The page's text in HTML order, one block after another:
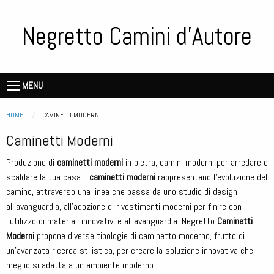
contenutoNegretto Camini d'Autore
de
vecie
Main
navigation
MENU
Briciole di pane
HOME CURRENT:
CAMINETTI MODERNI
Caminetti Moderni
Produzione di caminetti moderni in pietra, camini moderni per arredare e
scaldare la tua casa. I caminetti moderni rappresentano l’evoluzione del
camino, attraverso una linea che passa da uno studio di design
all’avanguardia, all’adozione di rivestimenti moderni per finire con
l’utilizzo di materiali innovativi e all’avanguardia. Negretto Caminetti
Moderni propone diverse tipologie di caminetto moderno, frutto di
un’avanzata ricerca stilistica, per creare la soluzione innovativa che
meglio si adatta a un ambiente moderno.